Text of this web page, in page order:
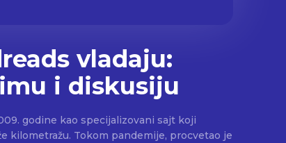
vladaju:
i diskusiju
godine kao specijalizovani sajt koji
kilometražu. Tokom pandemije, procvetao je